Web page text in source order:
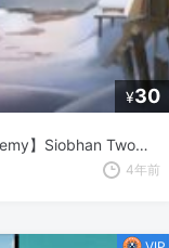
¥30
【中英双字】【Udemy】Siobhan Twomey 动画大师班的数字艺术
4年前